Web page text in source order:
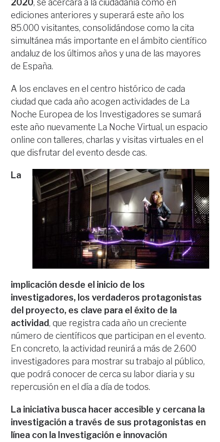
2020, se acercará a la ciudadanía como en
ediciones anteriores y superará este año los
85.000 visitantes, consolidándose como la cita
simultánea más importante en el ámbito científico
andaluz de los últimos años y una de las mayores
de España.
A los enclaves en el centro histórico de cada
ciudad que cada año acogen actividades de La
Noche Europea de los Investigadores se sumará
este año nuevamente La Noche Virtual, un espacio
online con talleres, charlas y visitas virtuales en el
que disfrutar del evento desde cas.
La
implicación desde el inicio de los
investigadores, los verdaderos protagonistas
del proyecto, es clave para el éxito de la
actividad, que registra cada año un creciente
número de científicos que participan en el evento.
En concreto, la actividad reunirá a más de 2.600
investigadores para mostrar su trabajo al público,
que podrá conocer de cerca su labor diaria y su
repercusión en el día a día de todos.
La iniciativa busca hacer accesible y cercana la
investigación a través de sus protagonistas en
línea con la Investigación e innovación